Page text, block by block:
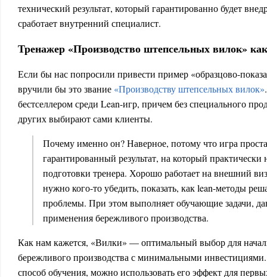
технический результат, который гарантированно будет
сработает внутренний специалист.
Тренажер «Производство штепсельных вилок»
Если бы нас попросили привести пример «образцово-
вручили бы это звание «Производству штепсельных вилок»
бестселлером среди Lean-игр, причем без специального
других выбирают сами клиенты.
Почему именно он? Наверное, потому что игра
гарантированный результат, на который практически
подготовки тренера. Хорошо работает на внешний
нужно кого-то убедить, показать, как lean-методы
проблемы. При этом выполняет обучающие задачи,
применения бережливого производства.
Как нам кажется, «Вилки» — оптимальный выбор для
бережливого производства с минимальными
способ обучения, можно использовать его эффект для